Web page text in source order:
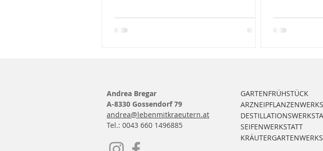
Andrea Bregar
A-8330 Gossendorf 79
andrea@lebenmitkraeutern.at
Tel.: 0043 660 1496885
GARTENFRÜHSTÜCK
SEIFENWERKSTATT